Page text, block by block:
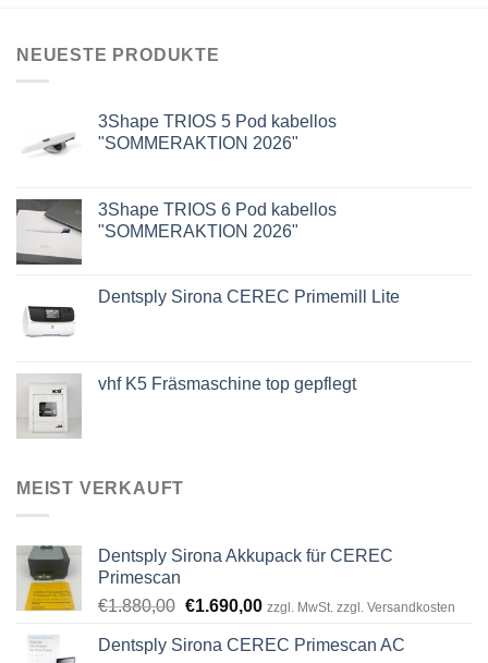
NEUESTE PRODUKTE
3Shape TRIOS 5 Pod kabellos
"SOMMERAKTION 2026"
3Shape TRIOS 6 Pod kabellos
"SOMMERAKTION 2026"
Dentsply Sirona CEREC Primemill Lite
vhf K5 Fräsmaschine top gepflegt
MEIST VERKAUFT
Dentsply Sirona Akkupack für CEREC
Primescan
€1.880,00 Ursprünglicher
war:
€1.690,00Aktueller
ist:
zzgl. MwSt. zzgl. Versandkosten
Dentsply Sirona CEREC Primescan AC